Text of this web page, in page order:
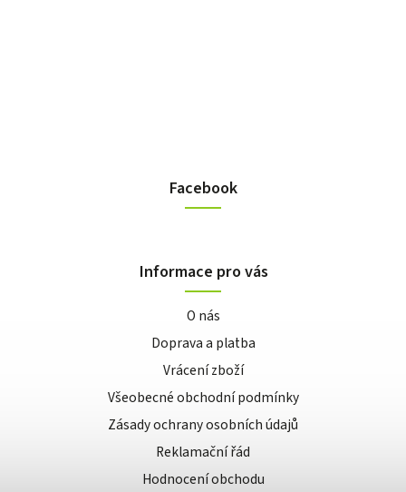
Facebook
Informace pro vás
O nás
Doprava a platba
Vrácení zboží
Všeobecné obchodní podmínky
Zásady ochrany osobních údajů
Reklamační řád
Hodnocení obchodu